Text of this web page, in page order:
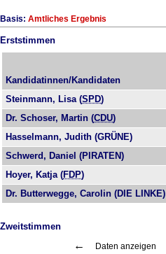
Basis: Amtliches Ergebnis
Erststimmen
Kandidatinnen/Kandidaten
Steinmann, Lisa (SPD)
Dr. Schoser, Martin (CDU)
Hasselmann, Judith (GRÜNE)
Schwerd, Daniel (PIRATEN)
Hoyer, Katja (FDP)
Dr. Butterwegge, Carolin (DIE LINKE)
Zweitstimmen
← Daten anzeigen